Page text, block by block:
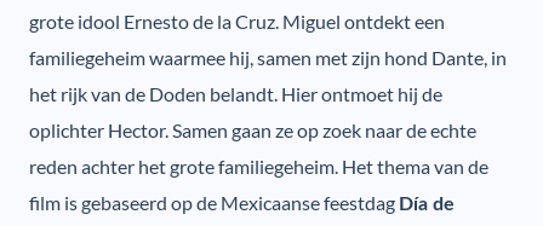
grote idool Ernesto de la Cruz. Miguel ontdekt een
familiegeheim waarmee hij, samen met zijn hond Dante, in
het rijk van de Doden belandt. Hier ontmoet hij de
oplichter Hector. Samen gaan ze op zoek naar de echte
reden achter het grote familiegeheim. Het thema van de
film is gebaseerd op de Mexicaanse feestdag Día de